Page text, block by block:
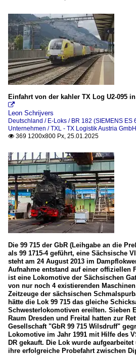
Einfahrt von der kahler TX Log U2-095

Leon Schrijvers
Deutschland / E-Loks / BR 182 (SIEMENS ES
Unternehmen / TXL - TX Logistik Austria GmbH
 369 1200x800 Px, 25.01.2025
Die 99 715 der GbR (Leihgabe an die
als 99 1715-4 geführt, eine Sächsische
steht am 24 August 2013 im
Aufnahme entstand auf einer offiziellen
ist eine Lokomotive der Sächsischen
von nur noch 4 existierenden
Zeitzeuge der sächsischen
hätte die Lok 99 715 das gleiche
Schwesterlokomotiven ereilten. Sieben
Raum Dresden und Freital hatten zur
Gesellschaft "GbR 99 715 Wilsdruff"
Lokomotive im Jahr 1991 mit Hilfe des
DR gekauft. Die Lok wurde
ihre erfolgreiche Probefahrt zwischen